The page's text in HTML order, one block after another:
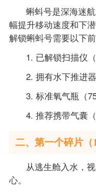
蝌蚪号是深海迷
幅提升移动速度和下
解锁蝌蚪号需要以下
1. 已解锁扫描仪
2. 拥有水下推进
3. 标准氧气瓶（
4. 推荐携带气囊
二、第一个碎片（
从逃生舱入水，
心。